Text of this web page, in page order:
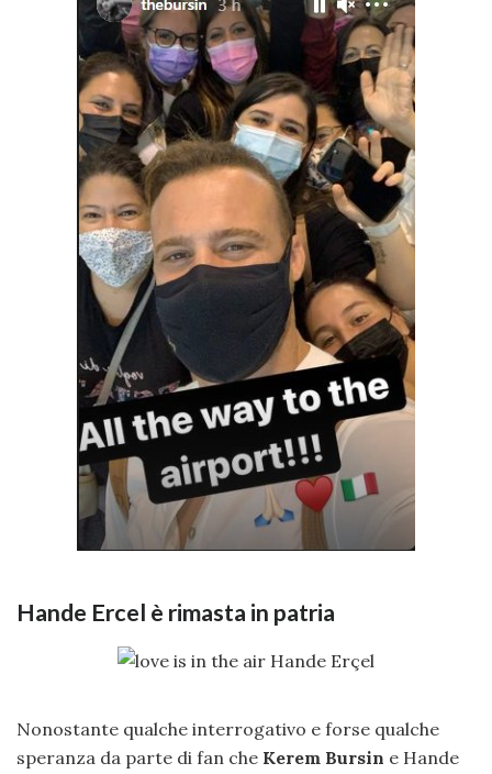
Hande Ercel è rimasta in patria
Nonostante qualche interrogativo e forse qualche
speranza da parte di fan che Kerem Bursin e Hande